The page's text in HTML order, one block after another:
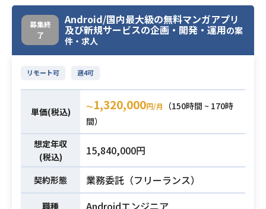
Google Workspace (Gmail, Spreads
heet, Docs, Slide)
Slack
Notion
JIRA, Confluence
・複数のステークホルダーと円滑に
コミュニケーションを取り、業務フ
ローの変更・移管・調整を主体的に
推進した経験
・手順に基づき、ミスなく正確に定
型業務を遂行できるスキル
・複数のタスクを並行して管理し、
優先順位をつけて完遂できるタスク
新規立ち上げを行っているヘルスケ
アアプリケーションのiOS開発を担当
いただきます。
代表直下のチームでスピード感と裁
量を持って取り組むことが可能で
す。
必須スキル
・エンジニア経験5年以上
・Swiftを使用したIOSアプリの開発
経験3年以上
・HealthKit(Apple)、もしくはHealt
hConnect(Google)に関する知見
募集終
了
Android/国内最大級の無料マンガアプリ
及び新規サービスの企画・開発・運用の案
件・求人
リモート可 週4可
単価(税込) 〜1,320,000円/月
（150時間 ~ 170時
間）
想定年収
(税込)
15,840,000円
契約形態 業務委託（フリーランス）
職種 Androidエンジニア